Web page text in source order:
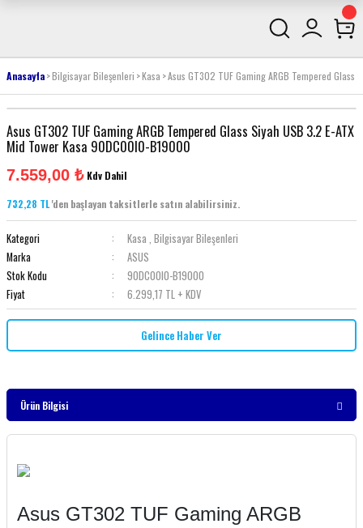
Anasayfa Bilgisayar Bileşenleri Kasa Asus GT302 TUF Gaming ARGB Tempered
Asus GT302 TUF Gaming ARGB Tempered Glass Siyah USB 3.2 E-ATX
Mid Tower Kasa 90DC00I0-B19000
7.559,00 ₺ Kdv Dahil
732,28 TL'den başlayan taksitlerle satın alabilirsiniz.
Kategori Kasa , Bilgisayar Bileşenleri
Marka
ASUS
Stok Kodu
90DC00I0-B19000
Fiyat
6.299,17 TL + KDV
Gelince Haber Ver
Ürün Bilgisi
Asus GT302 TUF Gaming ARGB